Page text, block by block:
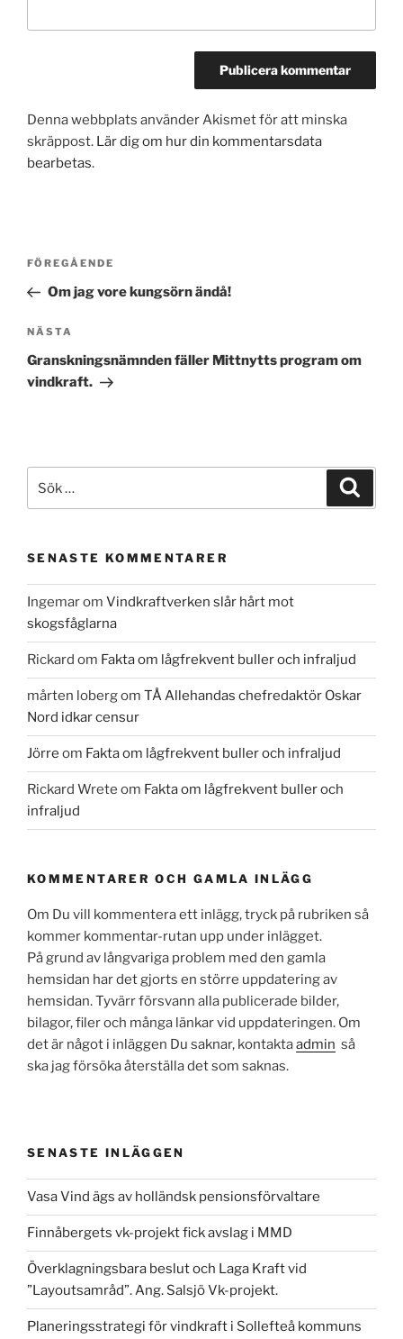
Denna webbplats använder Akismet för att minska
skräppost. Lär dig om hur din kommentarsdata
bearbetas.
Inläggsnavigering
Föregående
inlägg
FÖREGÅENDE
Om jag vore kungsörn ändå!
Nästa
inlägg
NÄSTA
Granskningsnämnden fäller Mittnytts program om
vindkraft.
efter:
SENASTE KOMMENTARER
Ingemarom Vindkraftverken slår hårt mot
skogsfåglarna
Rickard om Fakta om lågfrekvent buller och infraljud
mårten lobergom TÅ Allehandas chefredaktör Oskar
Nord idkar censur
Jörre om Fakta om lågfrekvent buller och infraljud
Rickard Wrete om Fakta om lågfrekvent buller och
infraljud
KOMMENTARER OCH GAMLA INLÄGG
Om Du vill kommentera ett inlägg, tryck på rubriken så
kommer kommentar-rutan upp under inlägget.
På grund av långvariga problem med den gamla
hemsidan har det gjorts en större uppdatering av
hemsidan. Tyvärr försvann alla publicerade bilder,
bilagor, filer och många länkar vid uppdateringen. Om
det är något i inläggen Du saknar, kontaktaadmin så
ska jag försöka återställa det som saknas.
SENASTE INLÄGGEN
Vasa Vind ägs av holländsk pensionsförvaltare
Finnåbergets vk-projekt fick avslag i MMD
Överklagningsbara beslut och Laga Kraft vid
”Layoutsamråd”. Ang. Salsjö Vk-projekt.
Planeringsstrategi för vindkraft i Sollefteå kommuns